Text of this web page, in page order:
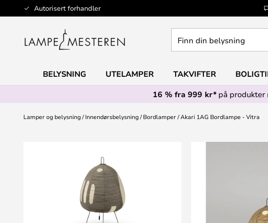
Autorisert forhandler
Hopp
til
din
BELYSNING UTELAMPER TAKVIFTER
16 % fra 999 kr*på produkter
Lamper og belysning Innendørsbelysning Bordlamper Akari 1AG Bordlampe - Vitra